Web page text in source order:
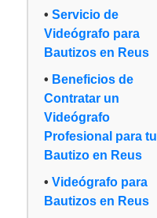
Servicio de
Videógrafo para
Bautizos en Reus
Beneficios de
Contratar un
Videógrafo
Profesional para tu
Bautizo en Reus
Videógrafo para
Bautizos en Reus